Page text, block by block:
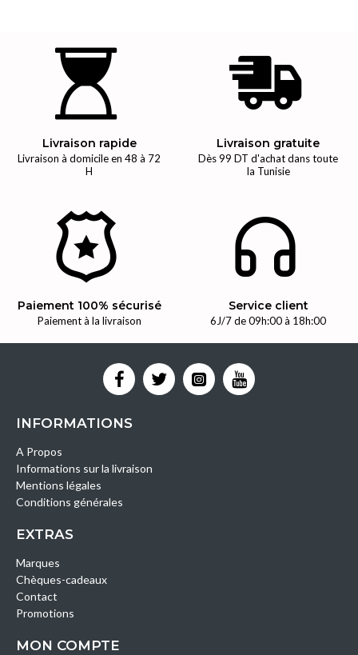
Livraison rapide
Livraison à domicile en 48 à 72
H
Livraison gratuite
Dès 99 DT d'achat dans toute
la Tunisie
Paiement 100% sécurisé
Paiement à la livraison
Service client
6J/7 de 09h:00 à 18h:00
INFORMATIONS
A Propos
Informations sur la livraison
Mentions légales
Conditions générales
EXTRAS
Marques
Chèques-cadeaux
Contact
Promotions
MON COMPTE